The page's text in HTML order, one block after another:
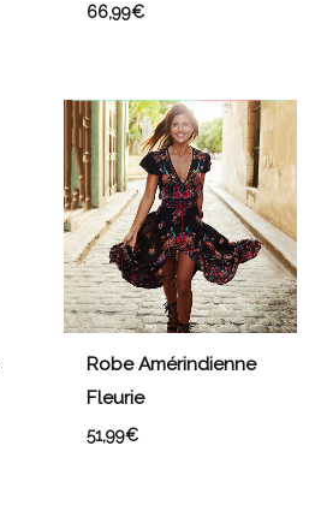
66,99€
Robe Amérindienne
Fleurie
51,99€